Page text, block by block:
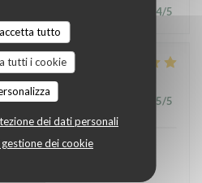
tutto
tutti i cookie
dei dati personali
dei cookie
4/5
2
Cucina:5/5 5/5
plats originaux et savoureux
de rumstaek